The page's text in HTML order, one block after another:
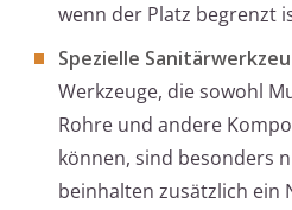
wenn der Platz begrenzt
Spezielle
Werkzeuge, die sowohl
Rohre und andere
können, sind besonders
beinhalten zusätzlich ein